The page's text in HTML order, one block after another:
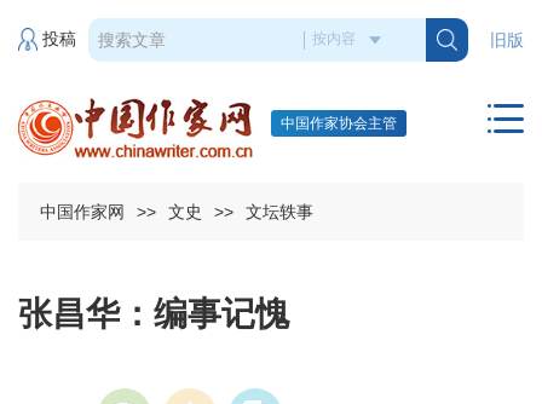
旧版
投稿
中国作家协会主管
中国作家网 >> 文史 >> 文坛轶事
张昌华：编事记愧